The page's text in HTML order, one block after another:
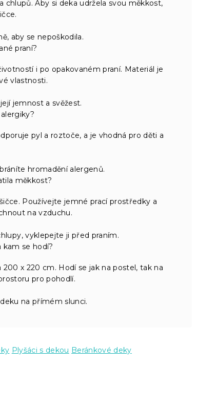
Aby si deka udržela svou měkkost,
aby se nepoškodila.
praní?
i po opakovaném praní. Materiál je
vlastnosti.
jemnost a svěžest.
pyl a roztoče, a je vhodná pro děti a
hromadění alergenů.
měkkost?
Používejte jemné prací prostředky a
na vzduchu.
vyklepejte ji před praním.
kam se hodí?
x 220 cm. Hodí se jak na postel, tak na
pro pohodlí.
na přímém slunci.
Plyšáci s dekou Beránkové deky